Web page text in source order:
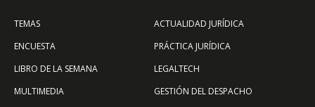
TEMAS
ENCUESTA
LIBRO DE LA SEMANA
MULTIMEDIA
ACTUALIDAD JURÍDICA
PRÁCTICA JURÍDICA
LEGALTECH
GESTIÓN DEL DESPACHO